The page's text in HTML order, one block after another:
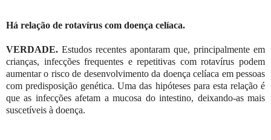
Há relação de rotavírus com doença celíaca.
VERDADE. Estudos recentes apontaram que, principalmente em
crianças, infecções frequentes e repetitivas com rotavírus podem
aumentar o risco de desenvolvimento da doença celíaca em pessoas
com predisposição genética. Uma das hipóteses para esta relação é
que as infecções afetam a mucosa do intestino, deixando-as mais
suscetíveis à doença.